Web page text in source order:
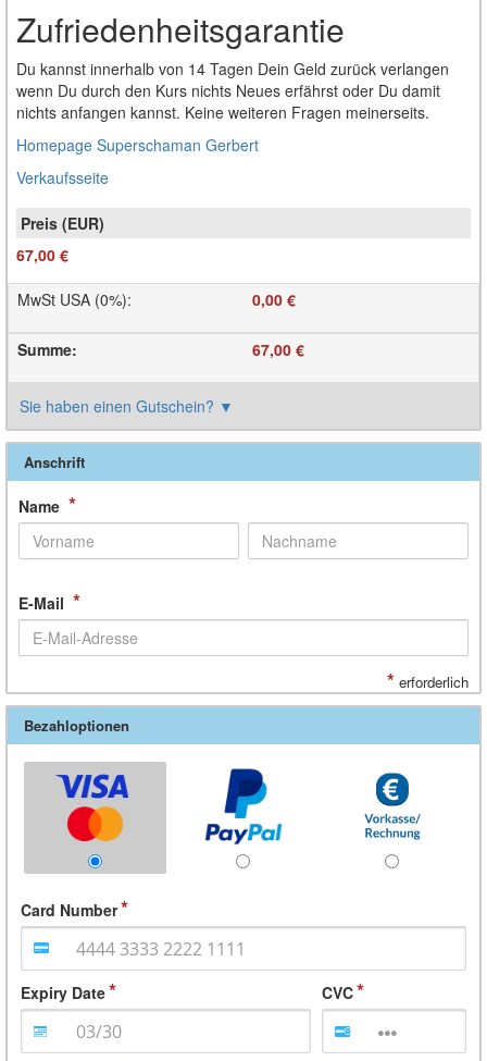
Zufriedenheitsgarantie
Du kannst innerhalb von 14 Tagen Dein Geld zurück verlangen
wenn Du durch den Kurs nichts Neues erfährst oder Du damit
nichts anfangen kannst. Keine weiteren Fragen meinerseits.
Homepage Superschaman Gerbert
Verkaufsseite
67,00 €
MwSt USA (0%): 0,00 €
Summe: 67,00 €
Sie haben einen Gutschein? ▼
Anschrift
Name *
E-Mail *
* erforderlich
Bezahloptionen
Card Number
Expiry Date CVC